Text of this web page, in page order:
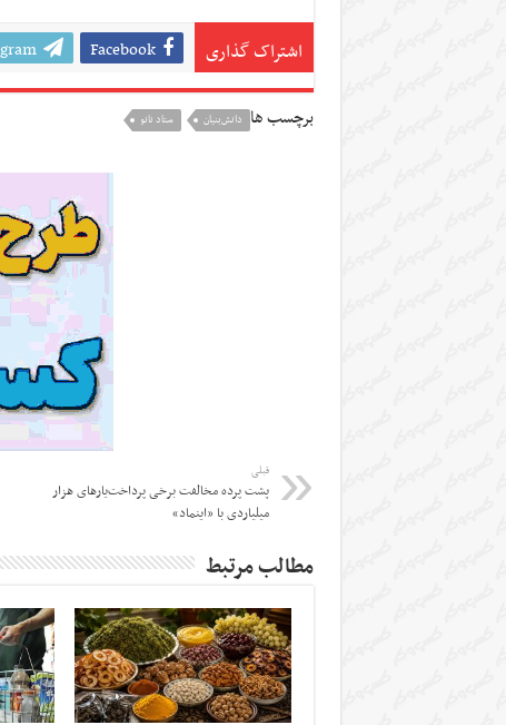
اشتراک گذاری Facebook
برچسب ها دانش‌بنیان ستاد نانو
قبلی
پشت پرده مخالفت برخی پرداخت‌یارها‌ی هزار
میلیاردی‌ با «اینماد»
مطالب مرتبط